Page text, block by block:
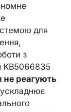
для
з
KB5066835
не реагують